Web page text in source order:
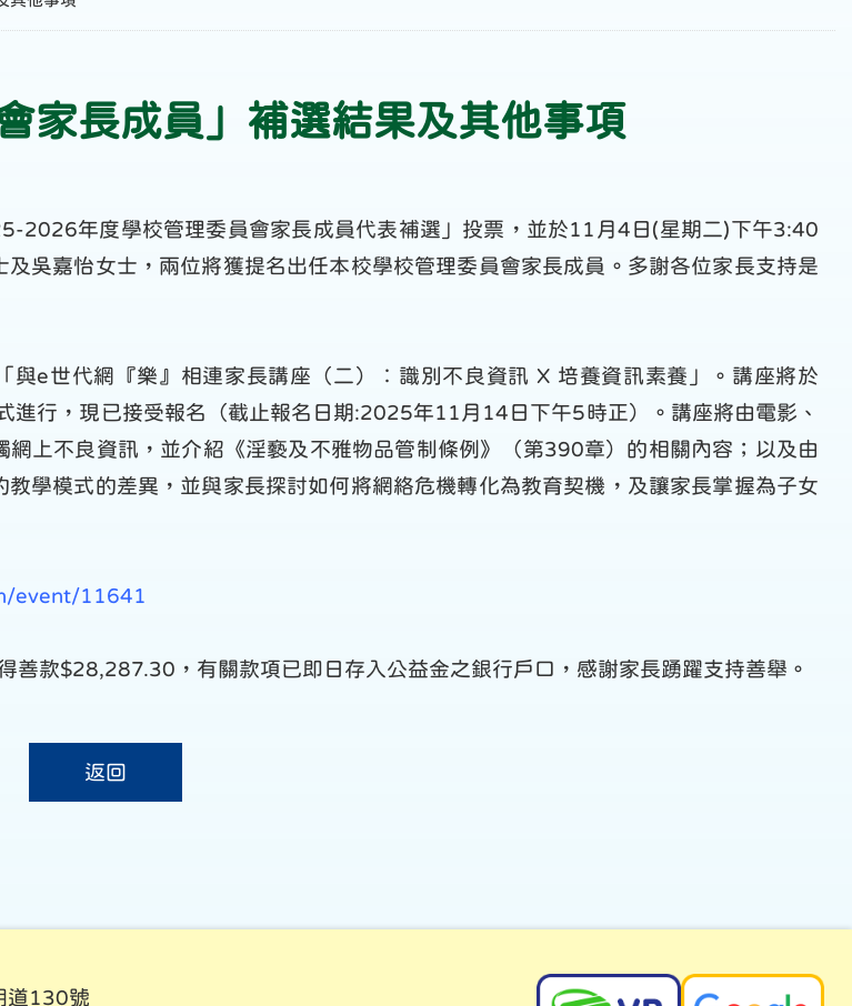
家長成員」補選結果及其他事項
2026年度學校管理委員會家長成員代表補選」投票，並於11月4日(星期二)下午3:40
吳嘉怡女士，兩位將獲提名出任本校學校管理委員會家長成員。多謝各位家長支持是
e世代網『樂』相連家長講座（二）︰識別不良資訊 X 培養資訊素養」。講座將於
行，現已接受報名（截止報名日期:2025年11月14日下午5時正）。講座將由電影、
上不良資訊，並介紹《淫褻及不雅物品管制條例》（第390章）的相關內容；以及由
學模式的差異，並與家長探討如何將網絡危機轉化為教育契機，及讓家長掌握為子女
event/11641
款$28,287.30，有關款項已即日存入公益金之銀行戶口，感謝家長踴躍支持善舉。
返回
道130號